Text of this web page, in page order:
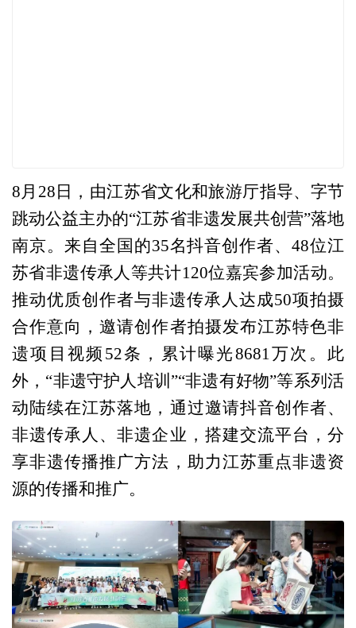
8月28日，由江苏省文化和旅游厅指导、字节
跳动公益主办的“江苏省非遗发展共创营”落地
南京。来自全国的35名抖音创作者、48位江
苏省非遗传承人等共计120位嘉宾参加活动。
推动优质创作者与非遗传承人达成50项拍摄
合作意向，邀请创作者拍摄发布江苏特色非
遗项目视频52条，累计曝光8681万次。此
外，“非遗守护人培训”“非遗有好物”等系列活
动陆续在江苏落地，通过邀请抖音创作者、
非遗传承人、非遗企业，搭建交流平台，分
享非遗传播推广方法，助力江苏重点非遗资
源的传播和推广。